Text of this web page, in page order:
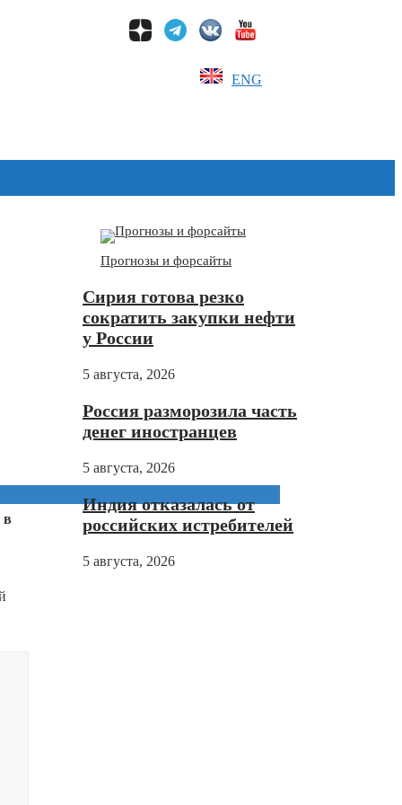
ENG
в
Прогнозы и форсайты
Сирия готова резко
сократить закупки нефти
у России
5 августа, 2026
Россия разморозила часть
денег иностранцев
5 августа, 2026
Индия отказалась от
российских истребителей
5 августа, 2026